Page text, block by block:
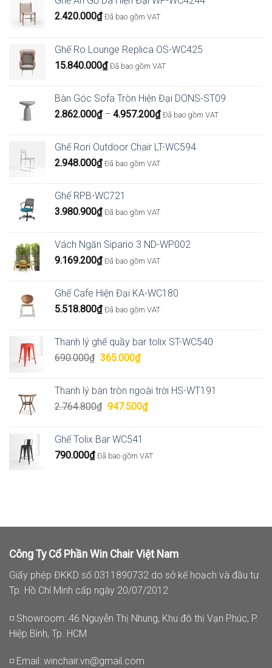
2.420.000₫ Đã bao gồm VAT
Ghế Ro Lounge Replica OS-WC425
15.840.000₫ Đã bao gồm VAT
Bàn Góc Sofa Tròn Hiện Đại DONS-ST09
2.862.000₫ – 4.957.200₫Khoảng
2.862.000₫
đến
Đã bao gồm VAT
Ghế Rori Outdoor Chair LT-WC594
2.948.000₫ Đã bao gồm VAT
Ghế RPB-WC721
3.980.900₫ Đã bao gồm VAT
Vách Ngăn Sipario 3 ND-WP002
9.169.200₫ Đã bao gồm VAT
Ghế Cafe Hiện Đại KA-WC180
5.518.800₫ Đã bao gồm VAT
Thanh lý ghế quầy bar tolix ST-WC540
690.000₫ Giá
690.000₫.
365.000₫Giá
là:
365.000₫.
Thanh lý bàn tròn ngoài trời HS-WT191
2.764.800₫ Giá
2.764.800₫.
947.500₫Giá
947.500₫.
Ghế Tolix Bar WC541
790.000₫ Đã bao gồm VAT
Công Ty Cổ Phần Win Chair Việt Nam
Giấy phép ĐKKD số 0311890732 do sở kế hoạch và đầu tư
Tp. Hồ Chí Minh cấp ngày 20/07/2012
◽ Showroom: 46 Nguyễn Thị Nhung, Khu đô thị Vạn Phúc, P.
Hiệp Bình, Tp. HCM
◽ Email: winchair.vn@gmail.com